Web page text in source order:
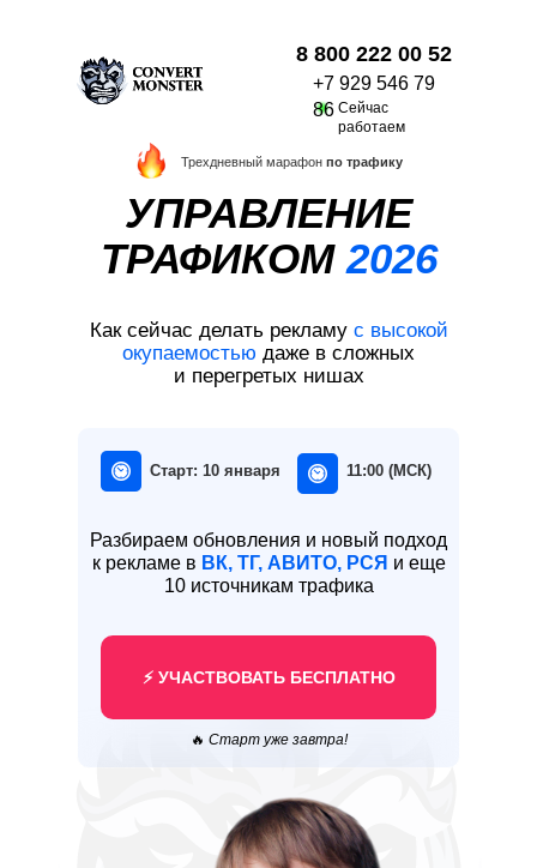
УПРАВЛЕНИЕ
ТРАФИКОМ2026
Как сейчас делать рекламу с высокой
окупаемостью даже в сложных
и перегретых нишах
Сейчас
работаем
+7 929 546 79
86
8 800 222 00 52
Старт: 10 января 11:00 (МСК)
Трехдневный марафон по трафику
⚡️ УЧАСТВОВАТЬ БЕСПЛАТНО
Разбираем обновления и новый подход
к рекламе в ВК, ТГ, АВИТО, РСЯ и еще
10 источникам трафика
🔥 Старт уже завтра!